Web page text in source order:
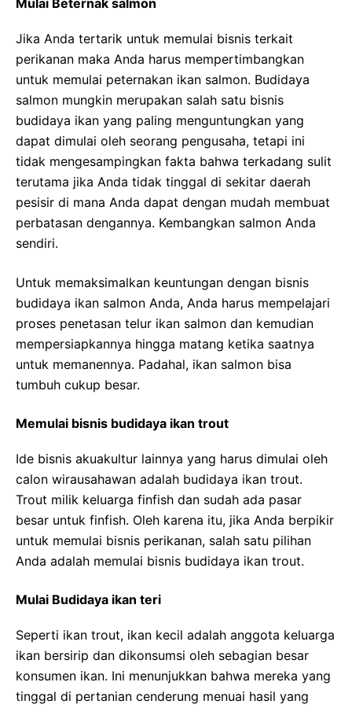
Mulai Beternak salmon
Jika Anda tertarik untuk memulai bisnis terkait
perikanan maka Anda harus mempertimbangkan
untuk memulai peternakan ikan salmon. Budidaya
salmon mungkin merupakan salah satu bisnis
budidaya ikan yang paling menguntungkan yang
dapat dimulai oleh seorang pengusaha, tetapi ini
tidak mengesampingkan fakta bahwa terkadang sulit
terutama jika Anda tidak tinggal di sekitar daerah
pesisir di mana Anda dapat dengan mudah membuat
perbatasan dengannya. Kembangkan salmon Anda
sendiri.
Untuk memaksimalkan keuntungan dengan bisnis
budidaya ikan salmon Anda, Anda harus mempelajari
proses penetasan telur ikan salmon dan kemudian
mempersiapkannya hingga matang ketika saatnya
untuk memanennya. Padahal, ikan salmon bisa
tumbuh cukup besar.
Memulai bisnis budidaya ikan trout
Ide bisnis akuakultur lainnya yang harus dimulai oleh
calon wirausahawan adalah budidaya ikan trout.
Trout milik keluarga finfish dan sudah ada pasar
besar untuk finfish. Oleh karena itu, jika Anda berpikir
untuk memulai bisnis perikanan, salah satu pilihan
Anda adalah memulai bisnis budidaya ikan trout.
Mulai Budidaya ikan teri
Seperti ikan trout, ikan kecil adalah anggota keluarga
ikan bersirip dan dikonsumsi oleh sebagian besar
konsumen ikan. Ini menunjukkan bahwa mereka yang
tinggal di pertanian cenderung menuai hasil yang